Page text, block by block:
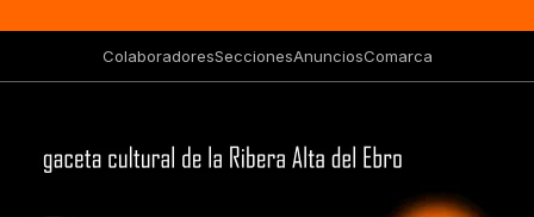
ColaboradoresSeccionesAnunciosComarca